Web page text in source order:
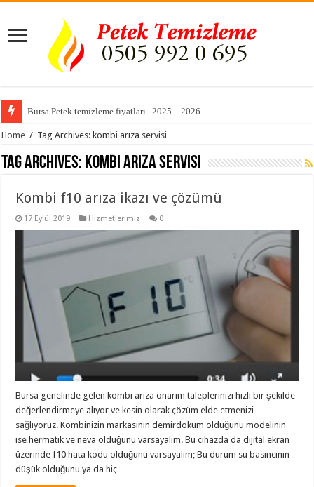
Bursa Petek temizleme fiyatları | 2025 – 2026
Home / Tag Archives: kombi arıza servisi
Tag Archives: kombi arıza servisi
Kombi f10 arıza ikazı ve çözümü
17 Eylül 2019 Hizmetlerimiz 0
Bursa genelinde gelen kombi arıza onarım taleplerinizi hızlı bir şekilde
değerlendirmeye alıyor ve kesin olarak çözüm elde etmenizi
sağlıyoruz. Kombinizin markasının demirdöküm olduğunu modelinin
ise hermatik ve neva olduğunu varsayalım. Bu cihazda da dijital ekran
üzerinde f10 hata kodu olduğunu varsayalım; Bu durum su basıncının
düşük olduğunu ya da hiç …